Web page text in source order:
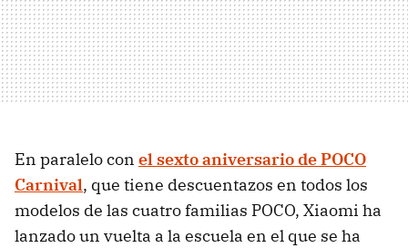
En paralelo con el sexto aniversario de POCO
Carnival, que tiene descuentazos en todos los
modelos de las cuatro familias POCO, Xiaomi ha
lanzado un vuelta a la escuela en el que se ha